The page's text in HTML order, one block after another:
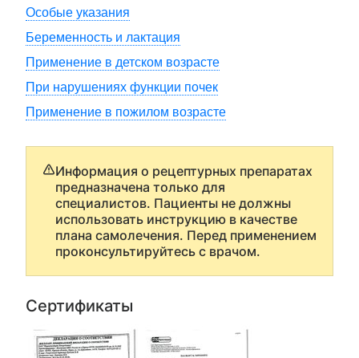
Особые указания
Беременность и лактация
Применение в детском возрасте
При нарушениях функции почек
Применение в пожилом возрасте
Информация о рецептурных препаратах
предназначена только для
специалистов. Пациенты не должны
использовать инструкцию в качестве
плана самолечения. Перед применением
проконсультируйтесь с врачом.
Сертификаты